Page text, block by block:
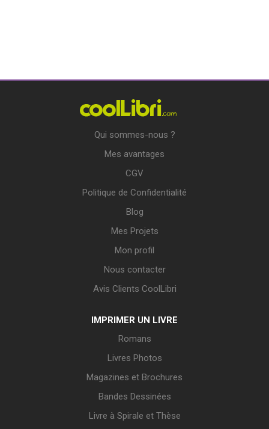
Qui sommes-nous ?
Mes avantages
CGV
Politique de Confidentialité
Blog
Mes Projets
Mon profil
Nous contacter
Avis Clients CoolLibri
IMPRIMER UN LIVRE
Romans
Livres Photos
Magazines et Brochures
Bandes Dessinées
Livre à Spirale et Thèse